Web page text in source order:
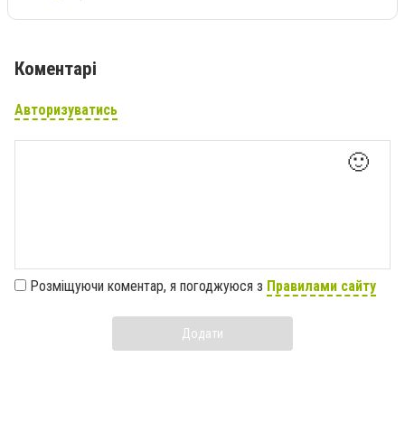
Коментарі
Авторизуватись
🙂
Розміщуючи коментар, я погоджуюся з Правилами сайту
Додати